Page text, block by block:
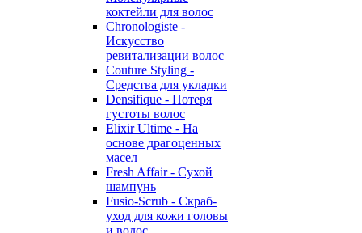
коктейли для волос
Chronologiste -
Искусство
ревитализации волос
Couture Styling -
Средства для укладки
Densifique - Потеря
густоты волос
Elixir Ultime - На
основе драгоценных
масел
Fresh Affair - Сухой
шампунь
Fusio-Scrub - Скраб-
уход для кожи головы
и волос